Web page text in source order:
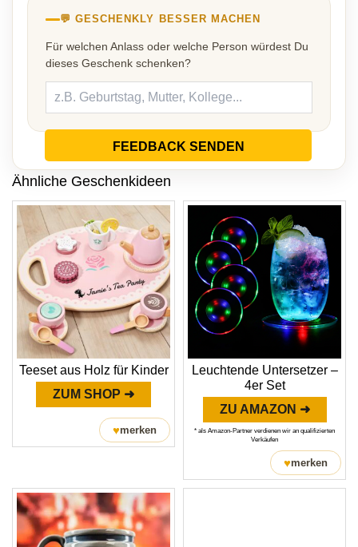
💬 GESCHENKLY BESSER MACHEN
Für welchen Anlass oder welche Person würdest Du
dieses Geschenk schenken?
FEEDBACK SENDEN
Ähnliche Geschenkideen
Teeset aus Holz für Kinder
ZUM SHOP ➜
♥merken
Leuchtende Untersetzer –
4er Set
ZU AMAZON ➜
* als Amazon-Partner verdienen wir an qualifizierten
Verkäufen
♥merken